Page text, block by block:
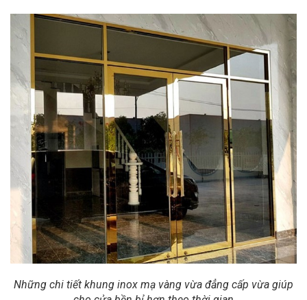
Những chi tiết khung inox mạ vàng vừa đẳng cấp vừa giúp